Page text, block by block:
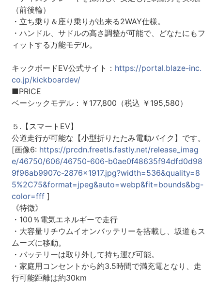
（前後輪）
・立ち乗り＆座り乗りが出来る2WAY仕様。
・ハンドル、サドルの高さ調整が可能で、どなたにもフ
ィットする万能モデル。
キックボードEV公式サイト： https://portal.blaze-inc.
co.jp/kickboardev/
■PRICE
ベーシックモデル：￥177,800（税込 ￥195,580）
５.【スマートEV】
公道走行が可能な【小型折りたたみ電動バイク】です。
[画像6: https://prcdn.freetls.fastly.net/release_imag
e/46750/606/46750-606-b0ae0f48635f94dfd0d98
9f96ab9907c-2876x1917.jpg?width=536&quality=8
5%2C75&format=jpeg&auto=webp&fit=bounds&bg-
color=fff]
《特徴》
・100％電気エネルギーで走行
・大容量リチウムイオンバッテリーを搭載し、坂道もス
ムーズに移動。
・バッテリーは取り外して持ち運び可能。
・家庭用コンセントから約3.5時間で満充電となり、走
行可能距離は約30km